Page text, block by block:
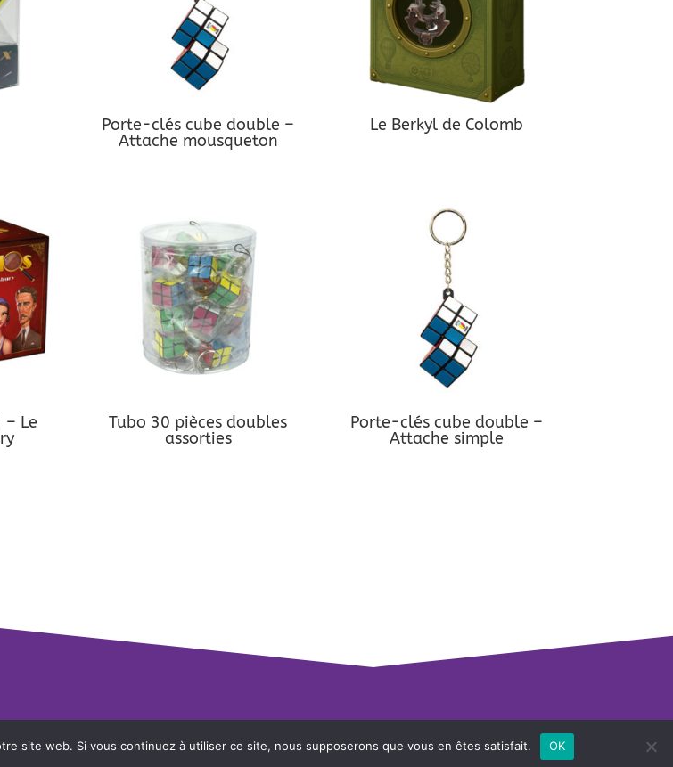
Porte-clés cube double –
Attache mousqueton
Le Berkyl de Colomb
– Le
Tubo 30 pièces doubles
assorties
Porte-clés cube double –
Attache simple
- Mentions légales- Un site réalisé par Meeple Potion.
site web. Si vous continuez à utiliser ce site, nous supposerons que vous en êtes satisfait. OK